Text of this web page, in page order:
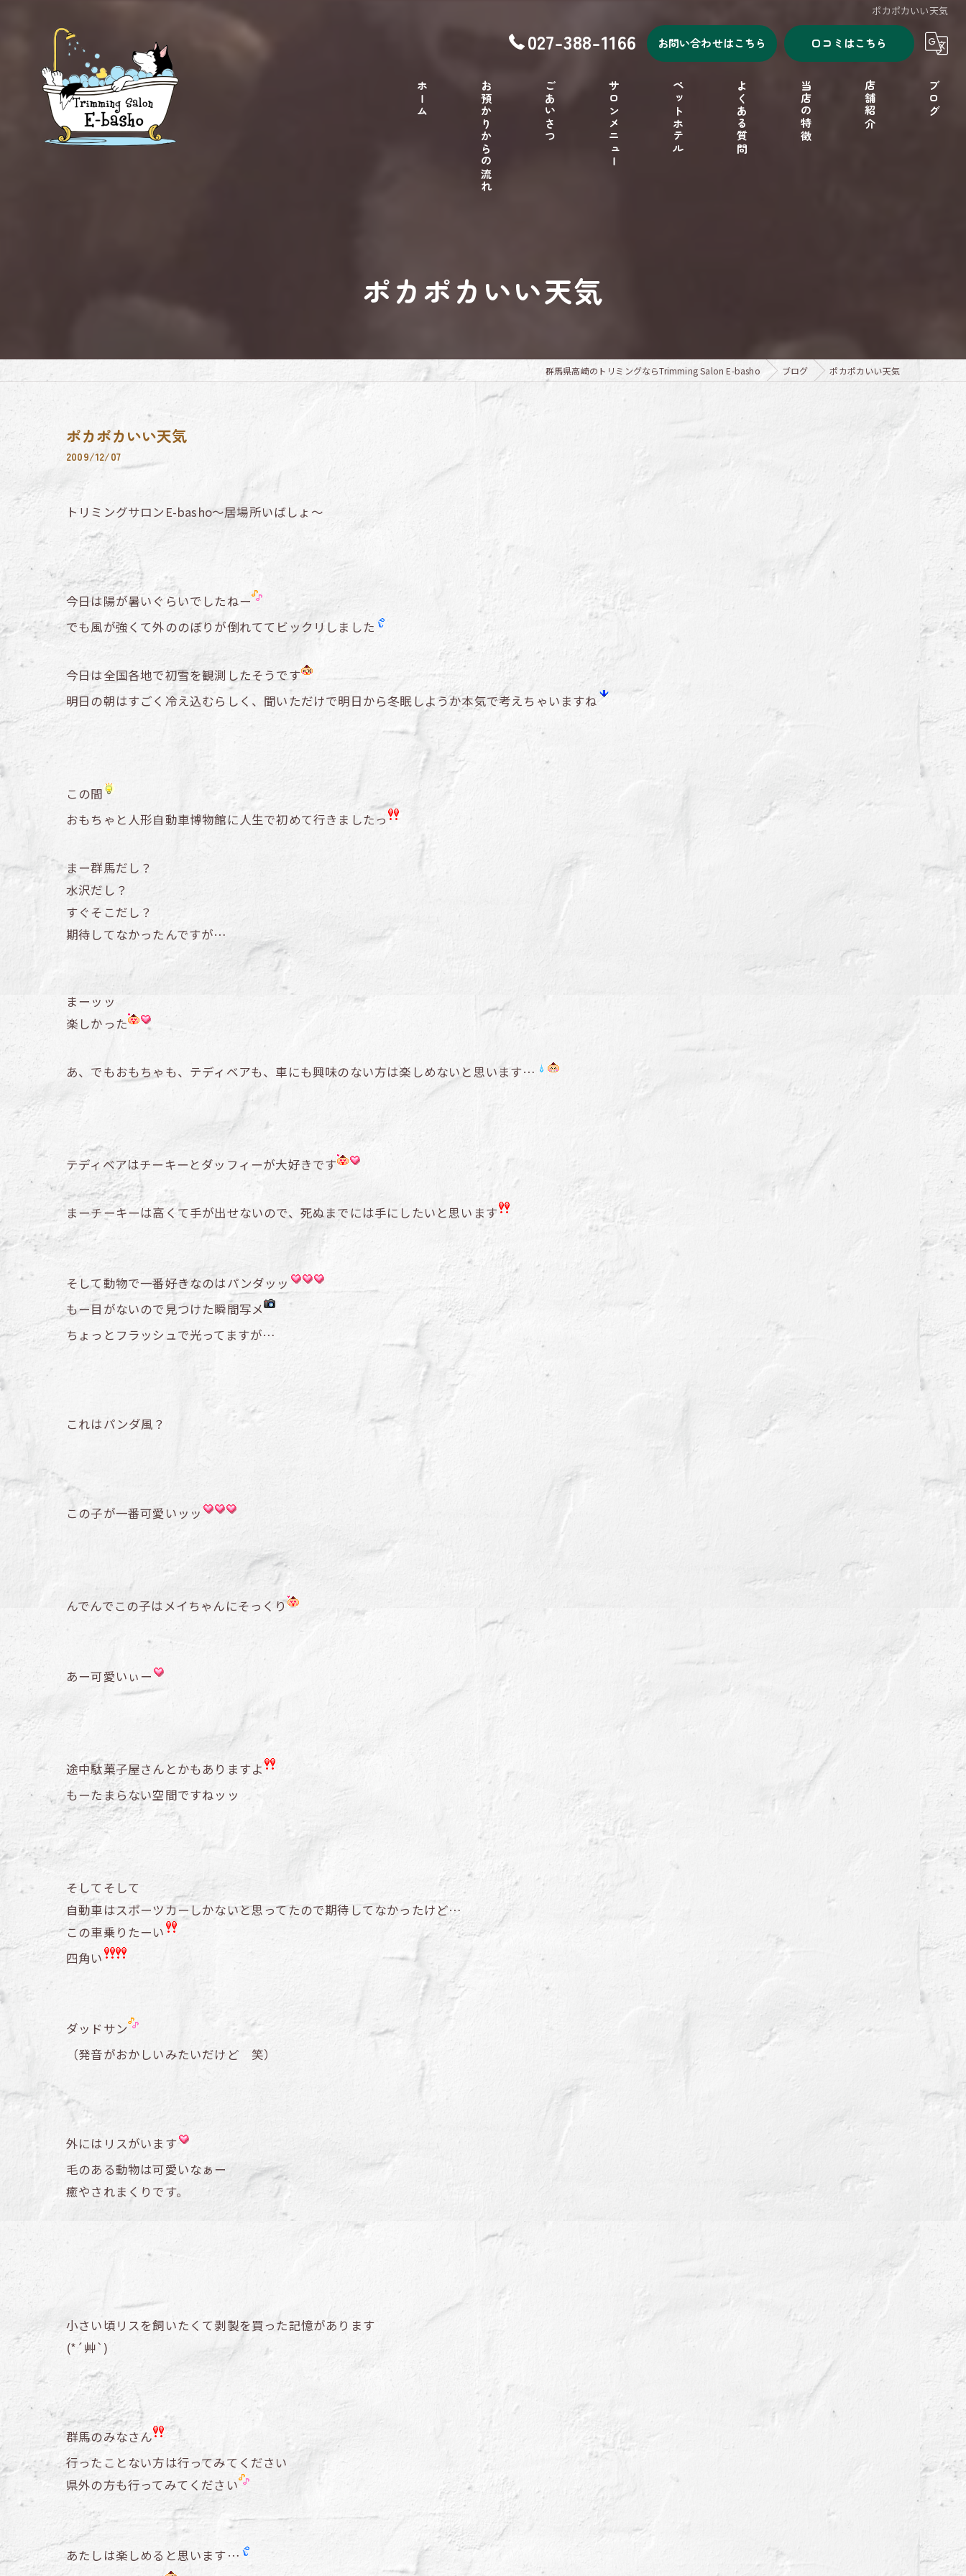
ポカポカいい天気
027-388-1166 お問い合わせはこちら 口コミはこちら
ホーム お預かりからの流れ ごあいさつ サロンメニュー ペットホテル よくある質問 当店の特徴 店舗紹介 ブログ
ポカポカいい天気
群馬県高崎のトリミングならTrimming Salon E-basho ブログ ポカポカいい天気
ポカポカいい天気
2009/12/07
トリミングサロンE-basho～居場所いばしょ～
今日は陽が暑いぐらいでしたねー
でも風が強くて外ののぼりが倒れててビックリしました
今日は全国各地で初雪を観測したそうです
明日の朝はすごく冷え込むらしく、聞いただけで明日から冬眠しようか本気で考えちゃいますね
この間
おもちゃと人形自動車博物館に人生で初めて行きましたっ
まー群馬だし？
水沢だし？
すぐそこだし？
期待してなかったんですが…
まーッッ
楽しかった
あ、でもおもちゃも、テディベアも、車にも興味のない方は楽しめないと思います…
テディベアはチーキーとダッフィーが大好きです
まーチーキーは高くて手が出せないので、死ぬまでには手にしたいと思います
そして動物で一番好きなのはパンダッッ
もー目がないので見つけた瞬間写メ
ちょっとフラッシュで光ってますが…
これはパンダ風？
この子が一番可愛いッッ
んでんでこの子はメイちゃんにそっくり
あー可愛いぃー
途中駄菓子屋さんとかもありますよ
もーたまらない空間ですねッッ
そしてそして
自動車はスポーツカーしかないと思ってたので期待してなかったけど…
この車乗りたーい
四角い
ダッドサン
（発音がおかしいみたいだけど 笑）
外にはリスがいます
毛のある動物は可愛いなぁー
癒やされまくりです。
小さい頃リスを飼いたくて剥製を買った記憶があります
(*´艸`)
群馬のみなさん
行ったことない方は行ってみてください
県外の方も行ってみてください
あたしは楽しめると思います…